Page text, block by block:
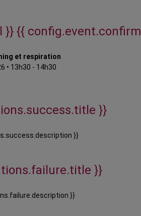
}} {{
et respiration
• 13h30 - 14h30
}}
}}
}}
}}